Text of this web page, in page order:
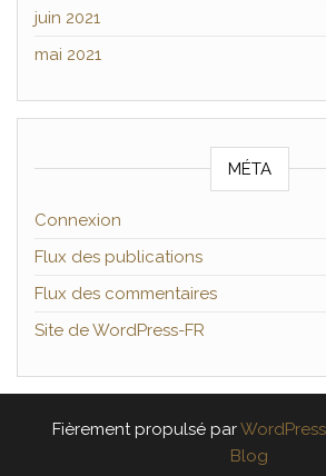
juin 2021
mai 2021
MÉTA
Connexion
Flux des publications
Flux des commentaires
Site de WordPress-FR
Fièrement propulsé parWordPress
Blog